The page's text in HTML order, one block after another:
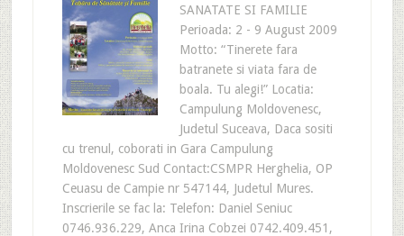
SANATATE SI FAMILIE
Perioada: 2 - 9 August 2009
Motto: “Tinerete fara
batranete si viata fara de
boala. Tu alegi!” Locatia:
Campulung Moldovenesc,
Judetul Suceava, Daca sositi
cu trenul, coborati in Gara Campulung
Moldovenesc Sud Contact:CSMPR Herghelia, OP
Ceuasu de Campie nr 547144, Judetul Mures.
Inscrierile se fac la: Telefon: Daniel Seniuc
0746.936.229, Anca Irina Cobzei 0742.409.451,